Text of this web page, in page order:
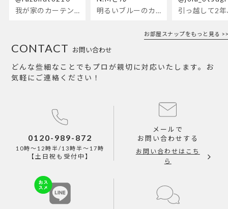
我が家のカーテンが新しくなりました🌼早起きが超絶苦手な私が、思わず朝カーテンを開けて光合成するようになったステンドグラスカーテン…！
明るいブルーのカーテンで、部屋全体が明るく。白を基調とした部屋にぴったりです。
お部屋スナップをもっと見る >>
お問い合わせ
CONTACT
どんな些細なことでもプロが親切に対応いたします。お
気軽にご連絡ください！
0120-989-872
10時～12時半/13時半～17時
【土日祝も受付中】
メールで
お問い合わせする
お問い合わせはこち
ら